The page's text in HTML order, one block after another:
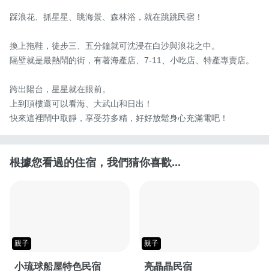
踩浪花、抓星星、眺海景、森林浴，就在跳跳民宿！
換上拖鞋，徒步三、五分鐘就可沈浸在白沙與浪花之中。
隔壁就是最熱鬧的街，有著海產店、7-11、小吃店、特產專賣店。
跨出陽台，星星就在眼前。
上到頂樓還可以看海、大武山和日出！
快來這裡鬧中取靜，享受芬多精，好好放鬆身心充滿電吧！
根據您看過的住宿，我們猜你喜歡...
親子
小琉球船屋特色民宿
親子
亮晶晶民宿